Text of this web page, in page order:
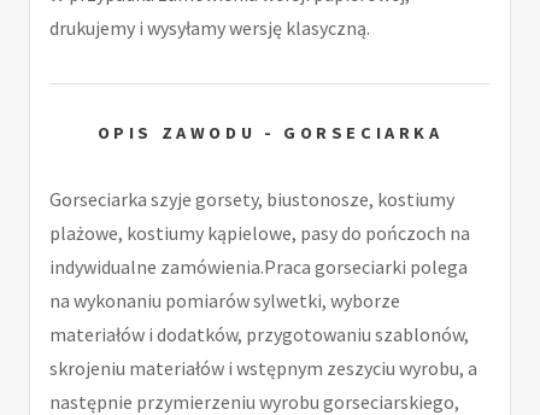
drukujemy i wysyłamy wersję klasyczną.
OPIS ZAWODU - GORSECIARKA
Gorseciarka szyje gorsety, biustonosze, kostiumy
plażowe, kostiumy kąpielowe, pasy do pończoch na
indywidualne zamówienia.Praca gorseciarki polega
na wykonaniu pomiarów sylwetki, wyborze
materiałów i dodatków, przygotowaniu szablonów,
skrojeniu materiałów i wstępnym zeszyciu wyrobu, a
następnie przymierzeniu wyrobu gorseciarskiego,